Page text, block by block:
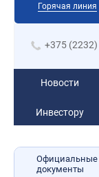
Горячая линия
+375 (2232)
Новости
Инвестору
Официальные
документы